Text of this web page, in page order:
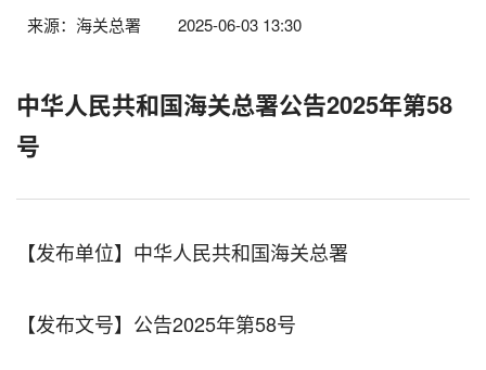
来源：海关总署 2025-06-03 13:30
中华人民共和国海关总署公告2025年第58
号
【发布单位】中华人民共和国海关总署
【发布文号】 公告2025年第58号